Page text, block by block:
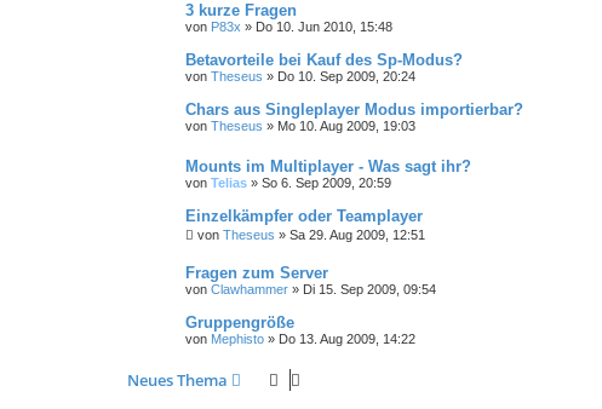
3 kurze Fragen
von P83x » Do 10. Jun 2010, 15:48
Betavorteile bei Kauf des Sp-Modus?
von Theseus » Do 10. Sep 2009, 20:24
Chars aus Singleplayer Modus importierbar?
von Theseus » Mo 10. Aug 2009, 19:03
Mounts im Multiplayer - Was sagt ihr?
von Telias » So 6. Sep 2009, 20:59
Einzelkämpfer oder Teamplayer
von Theseus » Sa 29. Aug 2009, 12:51
Fragen zum Server
von Clawhammer » Di 15. Sep 2009, 09:54
Gruppengröße
von Mephisto » Do 13. Aug 2009, 14:22
Neues Thema